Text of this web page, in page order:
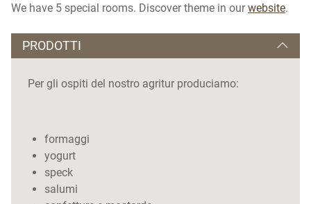
We have 5 special rooms. Discover theme in ourwebsite.
PRODOTTI
Per gli ospiti del nostro agritur produciamo:
formaggi
yogurt
speck
salumi